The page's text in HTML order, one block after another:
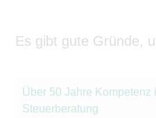
Es gibt gute Gründe,
Über 50 Jahre Kompetenz
Steuerberatung